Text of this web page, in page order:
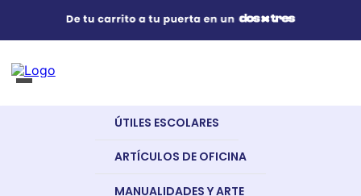
Útiles Escolares
Artículos de Oficina
ÚTILES ESCOLARES
ARTÍCULOS DE OFICINA
MANUALIDADES Y ARTE